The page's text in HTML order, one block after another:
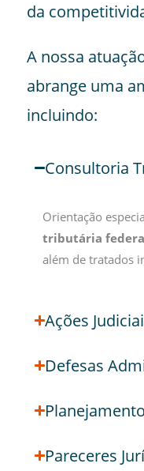
da
A nossa
abrange uma
incluindo:
Consultoria
Orientação
tributária
além de tratados
Ações
Defesas
Pareceres